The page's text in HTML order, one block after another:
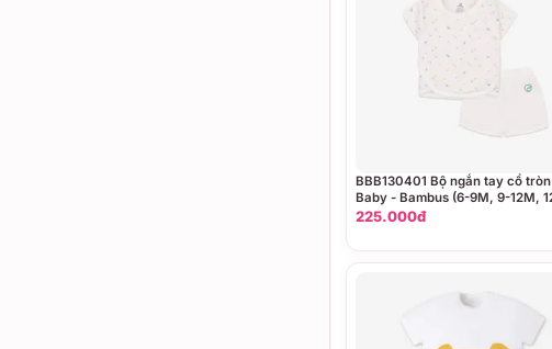
BBB130401 Bộ ngắn tay cổ
Baby - Bambus (6-9M, 9-12M,
18M)
225.000đ